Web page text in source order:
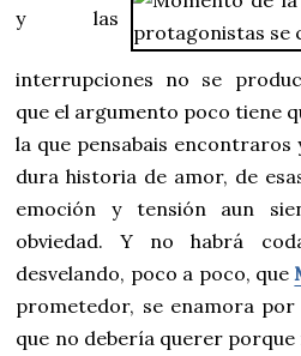
y las
interrupciones no se
que el argumento poco tiene
la que pensabais encontraros
dura historia de amor, de
emoción y tensión aun
obviedad. Y no habrá
desvelando, poco a poco, que
prometedor, se enamora
que no debería querer porque